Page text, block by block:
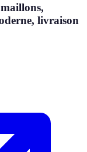
livraison